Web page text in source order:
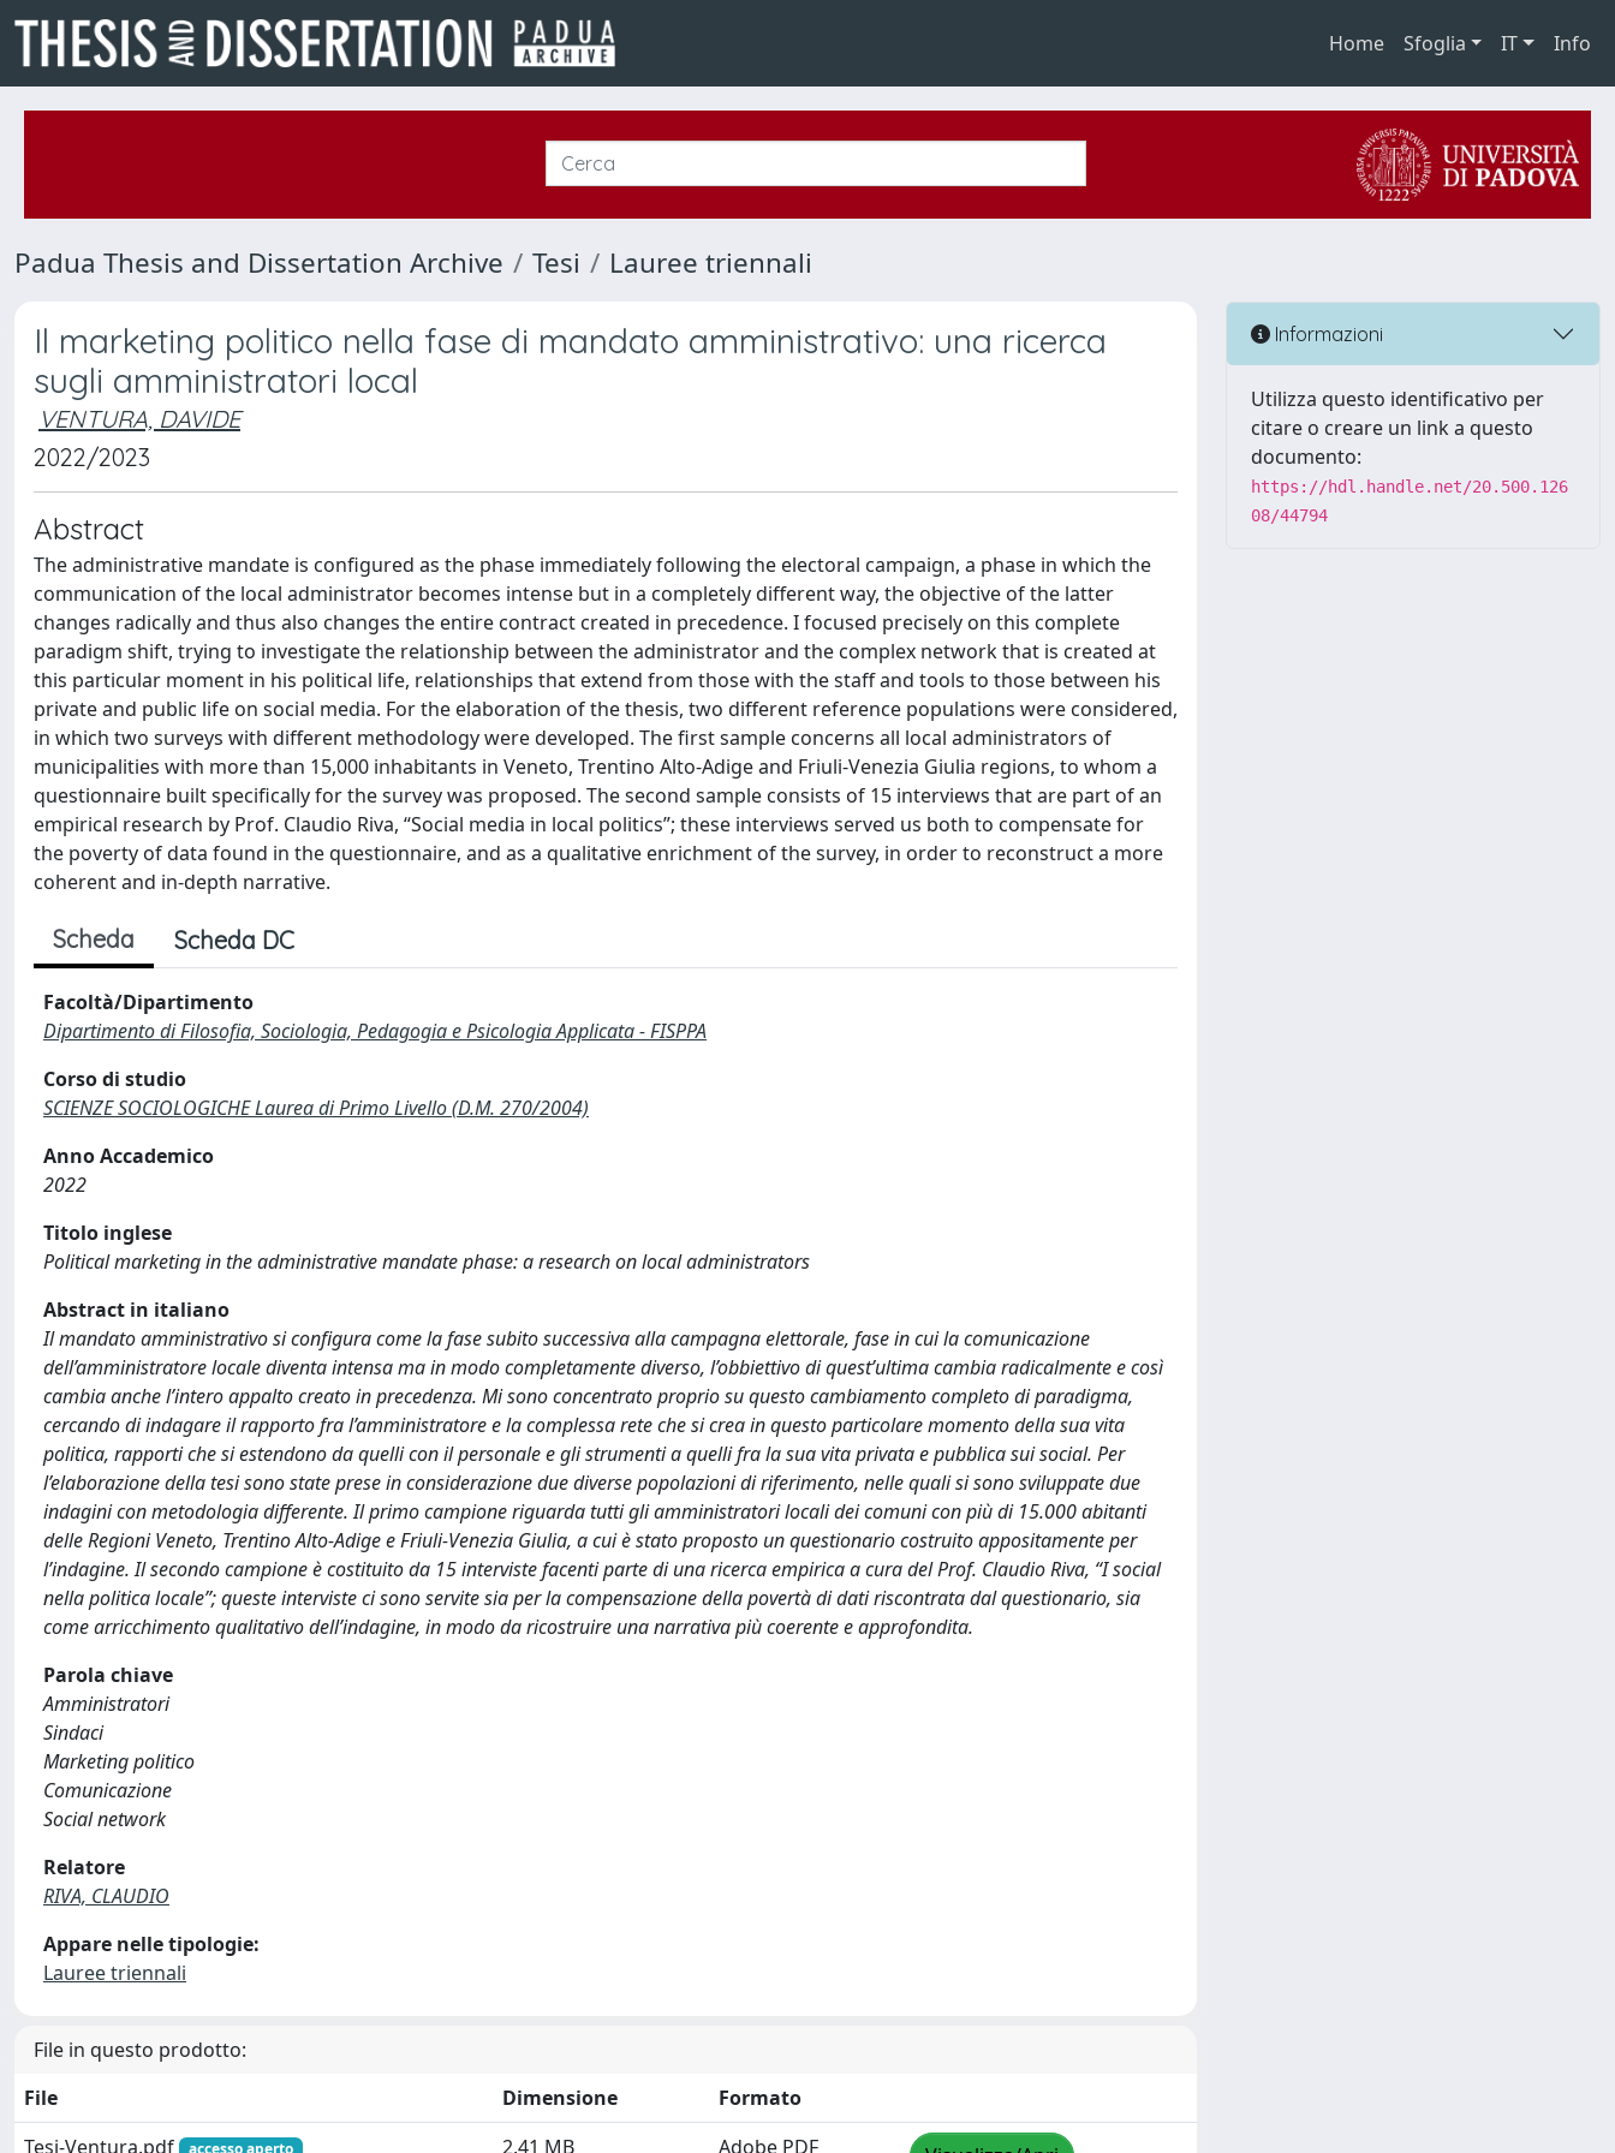
Home Sfoglia IT Info
Padua Thesis and Dissertation Archive Tesi Lauree triennali
Il marketing politico nella fase di mandato amministrativo: una ricerca
sugli amministratori local
VENTURA, DAVIDE
2022/2023
Abstract
The administrative mandate is configured as the phase immediately following the electoral campaign, a phase in which the
communication of the local administrator becomes intense but in a completely different way, the objective of the latter
changes radically and thus also changes the entire contract created in precedence. I focused precisely on this complete
paradigm shift, trying to investigate the relationship between the administrator and the complex network that is created at
this particular moment in his political life, relationships that extend from those with the staff and tools to those between his
private and public life on social media. For the elaboration of the thesis, two different reference populations were considered,
in which two surveys with different methodology were developed. The first sample concerns all local administrators of
municipalities with more than 15,000 inhabitants in Veneto, Trentino Alto-Adige and Friuli-Venezia Giulia regions, to whom a
questionnaire built specifically for the survey was proposed. The second sample consists of 15 interviews that are part of an
empirical research by Prof. Claudio Riva, “Social media in local politics”; these interviews served us both to compensate for
the poverty of data found in the questionnaire, and as a qualitative enrichment of the survey, in order to reconstruct a more
coherent and in-depth narrative.
Scheda Scheda DC
Facoltà/Dipartimento
Dipartimento di Filosofia, Sociologia, Pedagogia e Psicologia Applicata - FISPPA
Corso di studio
SCIENZE SOCIOLOGICHE Laurea di Primo Livello (D.M. 270/2004)
Anno Accademico
2022
Titolo inglese
Political marketing in the administrative mandate phase: a research on local administrators
Abstract in italiano
Il mandato amministrativo si configura come la fase subito successiva alla campagna elettorale, fase in cui la comunicazione
dell’amministratore locale diventa intensa ma in modo completamente diverso, l’obbiettivo di quest’ultima cambia radicalmente e così
cambia anche l’intero appalto creato in precedenza. Mi sono concentrato proprio su questo cambiamento completo di paradigma,
cercando di indagare il rapporto fra l’amministratore e la complessa rete che si crea in questo particolare momento della sua vita
politica, rapporti che si estendono da quelli con il personale e gli strumenti a quelli fra la sua vita privata e pubblica sui social. Per
l’elaborazione della tesi sono state prese in considerazione due diverse popolazioni di riferimento, nelle quali si sono sviluppate due
indagini con metodologia differente. Il primo campione riguarda tutti gli amministratori locali dei comuni con più di 15.000 abitanti
delle Regioni Veneto, Trentino Alto-Adige e Friuli-Venezia Giulia, a cui è stato proposto un questionario costruito appositamente per
l’indagine. Il secondo campione è costituito da 15 interviste facenti parte di una ricerca empirica a cura del Prof. Claudio Riva, “I social
nella politica locale”; queste interviste ci sono servite sia per la compensazione della povertà di dati riscontrata dal questionario, sia
come arricchimento qualitativo dell’indagine, in modo da ricostruire una narrativa più coerente e approfondita.
Parola chiave
Amministratori
Sindaci
Marketing politico
Comunicazione
Social network
Relatore
RIVA, CLAUDIO
Appare nelle tipologie:
Lauree triennali
File in questo prodotto:
File
Dimensione
Formato
Tesi-Ventura.pdf
accesso aperto 2.41 MB Adobe PDF
Informazioni
Utilizza questo identificativo per
citare o creare un link a questo
documento:
https://hdl.handle.net/20.500.126
08/44794